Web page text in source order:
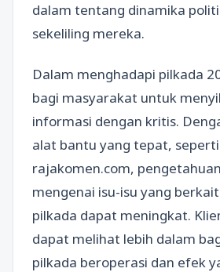
dalam tentang dinamika
sekeliling mereka.
Dalam menghadapi pilkada
bagi masyarakat untuk
informasi dengan kritis.
alat bantu yang tepat, seperti
rajakomen.com,
mengenai isu-isu yang
pilkada dapat meningkat.
dapat melihat lebih dalam
pilkada beroperasi dan efek